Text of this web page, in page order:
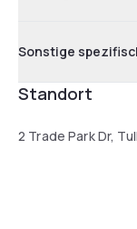
Sonstige
Standort
2 Trade Park Dr,